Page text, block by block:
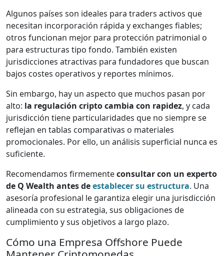
Algunos países son ideales para traders activos que
necesitan incorporación rápida y exchanges fiables;
otros funcionan mejor para protección patrimonial o
para estructuras tipo fondo. También existen
jurisdicciones atractivas para fundadores que buscan
bajos costes operativos y reportes mínimos.
Sin embargo, hay un aspecto que muchos pasan por
alto: la regulación criptocambia con rapidez, y cada
jurisdicción tiene particularidades que no siempre se
reflejan en tablas comparativas o materiales
promocionales. Por ello, un análisis superficial nunca es
suficiente.
Recomendamos firmementeconsultar con un experto
de Q Wealth antes deestablecer su estructura. Una
asesoría profesional le garantiza elegir una jurisdicción
alineada con su estrategia, sus obligaciones de
cumplimiento y sus objetivos a largo plazo.
Cómo una Empresa Offshore Puede